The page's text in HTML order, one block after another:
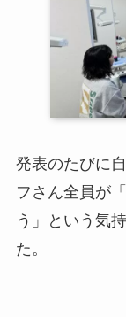
発表のたびに
フさん全員が
う」という気
た。